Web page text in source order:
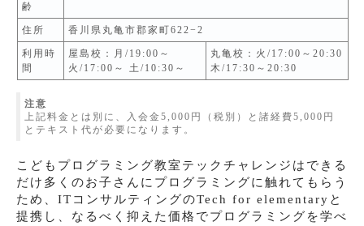
齢
住所 香川県丸亀市郡家町622−2
利用時
間
屋島校：月/19:00～
火/17:00～ 土/10:30～
丸亀校：火/17:00～20:30
木/17:30～20:30
注意
上記料金とは別に、入会金5,000円（税別）と諸経費5,000円
とテキスト代が必要になります。
こどもプログラミング教室テックチャレンジはできる
だけ多くのお子さんにプログラミングに触れてもらう
ため、ITコンサルティングのTech for elementaryと
提携し、なるべく抑えた価格でプログラミングを学べ